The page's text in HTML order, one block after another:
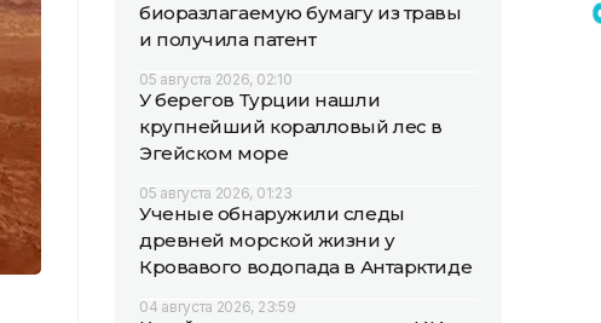
биоразлагаемую бумагу из травы
и получила патент
05 августа 2026, 02:10
У берегов Турции нашли
крупнейший коралловый лес в
Эгейском море
05 августа 2026, 01:23
Ученые обнаружили следы
древней морской жизни у
Кровавого водопада в Антарктиде
04 августа 2026, 23:59